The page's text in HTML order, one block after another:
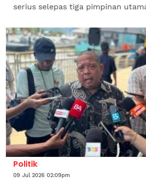
serius selepas tiga pimpinan
mengejut sekali gus menyaksikan...
Politik
09 Jul 2026 02:09pm